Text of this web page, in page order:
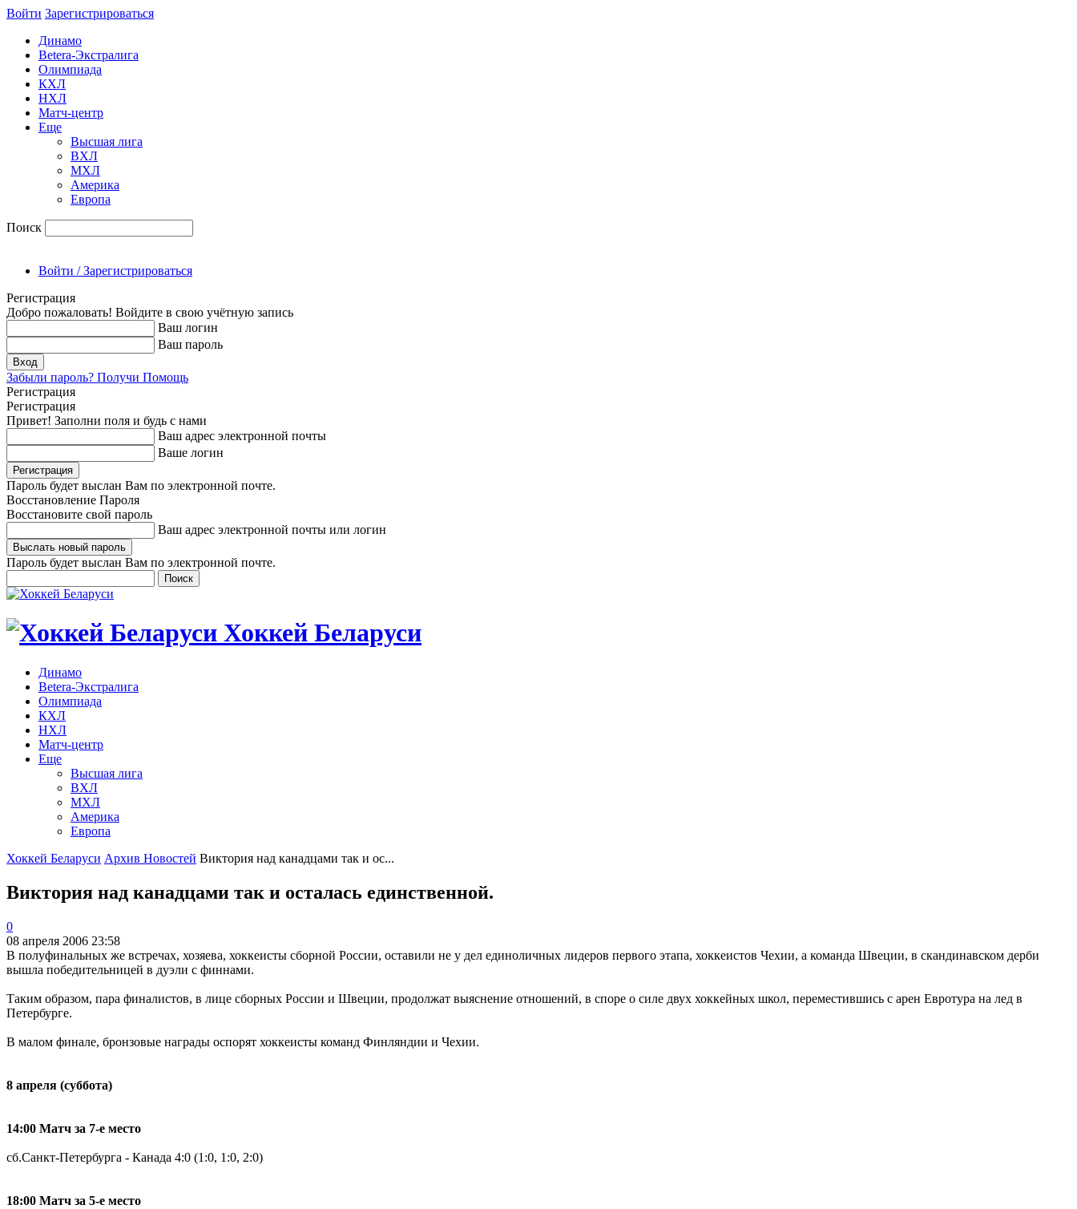
Войти Зарегиcтрироваться
Динамо
Betera-Экстралига
Олимпиада
КХЛ
НХЛ
Матч-центр
Еще
Высшая лига
ВХЛ
МХЛ
Америка
Европа
Поиск
Войти / Зарегистрироваться
Регистрация
Добро пожаловать! Войдите в свою учётную запись
Ваш логин
Ваш пароль
Забыли пароль? Получи Помощь
Регистрация
Регистрация
Привет! Заполни поля и будь с нами
Ваш адрес электронной почты
Ваше логин
Пароль будет выслан Вам по электронной почте.
Восстановление Пароля
Восстановите свой пароль
Ваш адрес электронной почты или логин
Пароль будет выслан Вам по электронной почте.
Хоккей Беларуси
Динамо
Betera-Экстралига
Олимпиада
КХЛ
НХЛ
Матч-центр
Еще
Высшая лига
ВХЛ
МХЛ
Америка
Европа
Хоккей Беларуси Архив Новостей Виктория над канадцами так и ос...
Виктория над канадцами так и осталась единственной.
0
08 апреля 2006 23:58
В полуфинальных же встречах, хозяева, хоккеисты сборной России, оставили не у дел единоличных лидеров первого этапа, хоккеистов Чехии, а команда Швеции, в скандинавском дерби
вышла победительницей в дуэли с финнами.
Таким образом, пара финалистов, в лице сборных России и Швеции, продолжат выяснение отношений, в споре о силе двух хоккейных школ, переместившись с арен Евротура на лед в
Петербурге.
В малом финале, бронзовые награды оспорят хоккеисты команд Финляндии и Чехии.
8 апреля (суббота)
14:00 Матч за 7-е место
сб.Санкт-Петербурга - Канада 4:0 (1:0, 1:0, 2:0)
18:00 Матч за 5-е место